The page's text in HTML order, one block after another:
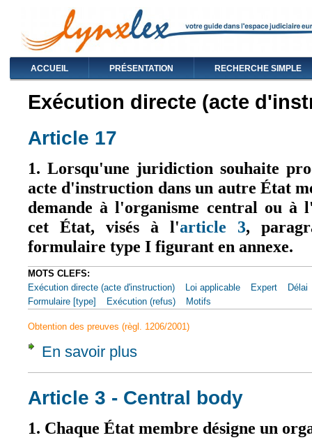
ACCUEIL PRÉSENTATION RECHERCHE SIMPLE
Exécution directe (acte
Article 17
1. Lorsqu'une juridiction souhaite
acte d'instruction dans un autre État
demande à l'organisme central ou à
cet État, visés à l'article 3,
formulaire type I figurant en annexe.
MOTS CLEFS:
Exécution directe (acte d'instruction)
Loi applicable Expert
Délai
Formulaire [type]
Exécution (refus) Motifs
Obtention des preuves (règl. 1206/2001)
En savoir plus
Article 3 - Central body
1. Chaque État membre désigne un